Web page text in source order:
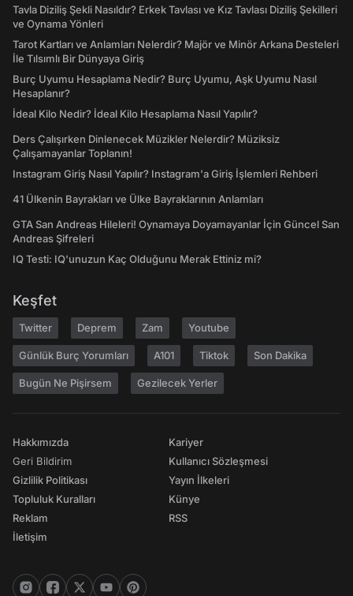
Tavla Diziliş Şekli Nasıldır? Erkek Tavlası ve Kız Tavlası Diziliş Şekilleri
ve Oynama Yönleri
Tarot Kartları ve Anlamları Nelerdir? Majör ve Minör Arkana Desteleri
İle Tılsımlı Bir Dünyaya Giriş
Burç Uyumu Hesaplama Nedir? Burç Uyumu, Aşk Uyumu Nasıl
Hesaplanır?
İdeal Kilo Nedir? İdeal Kilo Hesaplama Nasıl Yapılır?
Ders Çalışırken Dinlenecek Müzikler Nelerdir? Müziksiz
Çalışamayanlar Toplanın!
Instagram Giriş Nasıl Yapılır? Instagram'a Giriş İşlemleri Rehberi
41 Ülkenin Bayrakları ve Ülke Bayraklarının Anlamları
GTA San Andreas Hileleri! Oynamaya Doyamayanlar İçin Güncel San
Andreas Şifreleri
IQ Testi: IQ'unuzun Kaç Olduğunu Merak Ettiniz mi?
Keşfet
Twitter Deprem Zam Youtube
Günlük Burç Yorumları A101 Tiktok Son Dakika
Bugün Ne Pişirsem Gezilecek Yerler
Hakkımızda
Geri Bildirim
Gizlilik Politikası
Topluluk Kuralları
Reklam
İletişim
Kariyer
Kullanıcı Sözleşmesi
Yayın İlkeleri
Künye
RSS